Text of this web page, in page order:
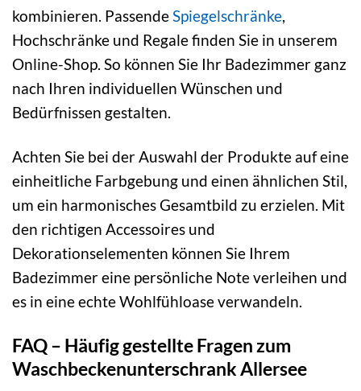
kombinieren. PassendeSpiegelschränke,
Hochschränke und Regale finden Sie in unserem
Online-Shop. So können Sie Ihr Badezimmer ganz
nach Ihren individuellen Wünschen und
Bedürfnissen gestalten.
Achten Sie bei der Auswahl der Produkte auf eine
einheitliche Farbgebung und einen ähnlichen Stil,
um ein harmonisches Gesamtbild zu erzielen. Mit
den richtigen Accessoires und
Dekorationselementen können Sie Ihrem
Badezimmer eine persönliche Note verleihen und
es in eine echte Wohlfühloase verwandeln.
FAQ – Häufig gestellte Fragen zum
Waschbeckenunterschrank Allersee